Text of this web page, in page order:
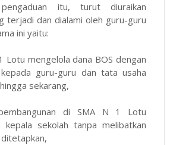
itu, turut diuraikan
terjadi dan dialami oleh guru-guru
ini yaitu:
Lotu mengelola dana BOS dengan
guru-guru dan tata usaha
sekarang,
di SMA N 1 Lotu
kepala sekolah tanpa melibatkan